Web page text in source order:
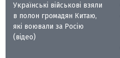
Українські військові взяли
в полон громадян Китаю,
які воювали за Росію
(відео)